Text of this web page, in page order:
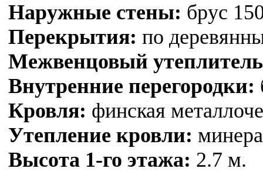
Наружные стены: брус
Перекрытия: по
Межвенцовый
Внутренние перегородки:
Кровля: финская
Утепление кровли:
Высота 1-го этажа: 2.7 м.